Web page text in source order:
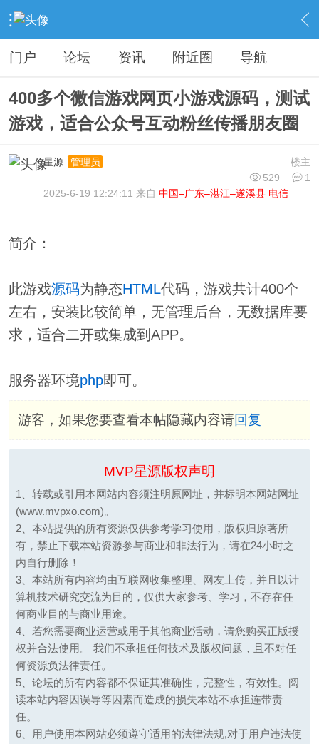
› 分类信息 › 源码模板 › 内容
门户 论坛 资讯 附近圈 导航
400多个微信游戏网页小游戏源码，测试
游戏，适合公众号互动粉丝传播朋友圈
楼主
星源
管理员
529
1
2025-6-19 12:24:11 来自 中国–广东–湛江–遂溪县 电信
简介：
此游戏源码为静态HTML代码，游戏共计400个
左右，安装比较简单，无管理后台，无数据库要
求，适合二开或集成到APP。
服务器环境php即可。
游客，如果您要查看本帖隐藏内容请回复
MVP星源版权声明
1、转载或引用本网站内容须注明原网址，并标明本网站网址
(www.mvpxo.com)。
2、本站提供的所有资源仅供参考学习使用，版权归原著所
有，禁止下载本站资源参与商业和非法行为，请在24小时之
内自行删除！
3、本站所有内容均由互联网收集整理、网友上传，并且以计
算机技术研究交流为目的，仅供大家参考、学习，不存在任
何商业目的与商业用途。
4、若您需要商业运营或用于其他商业活动，请您购买正版授
权并合法使用。 我们不承担任何技术及版权问题，且不对任
何资源负法律责任。
5、论坛的所有内容都不保证其准确性，完整性，有效性。阅
读本站内容因误导等因素而造成的损失本站不承担连带责
任。
6、用户使用本网站必须遵守适用的法律法规,对于用户违法使